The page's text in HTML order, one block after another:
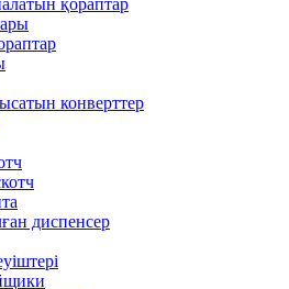
конверттер
диспенсер